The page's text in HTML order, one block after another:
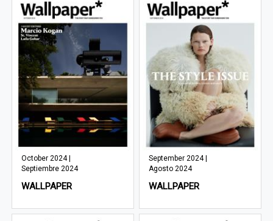
October 2024 |
Septiembre 2024
WALLPAPER
September 2024 |
Agosto 2024
WALLPAPER